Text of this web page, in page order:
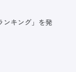
ンキング」を発